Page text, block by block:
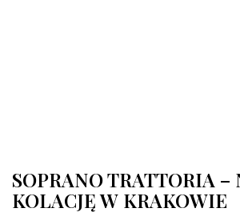
SOPRANO TRATTORIA
KOLACJĘ W KRAKOWIE